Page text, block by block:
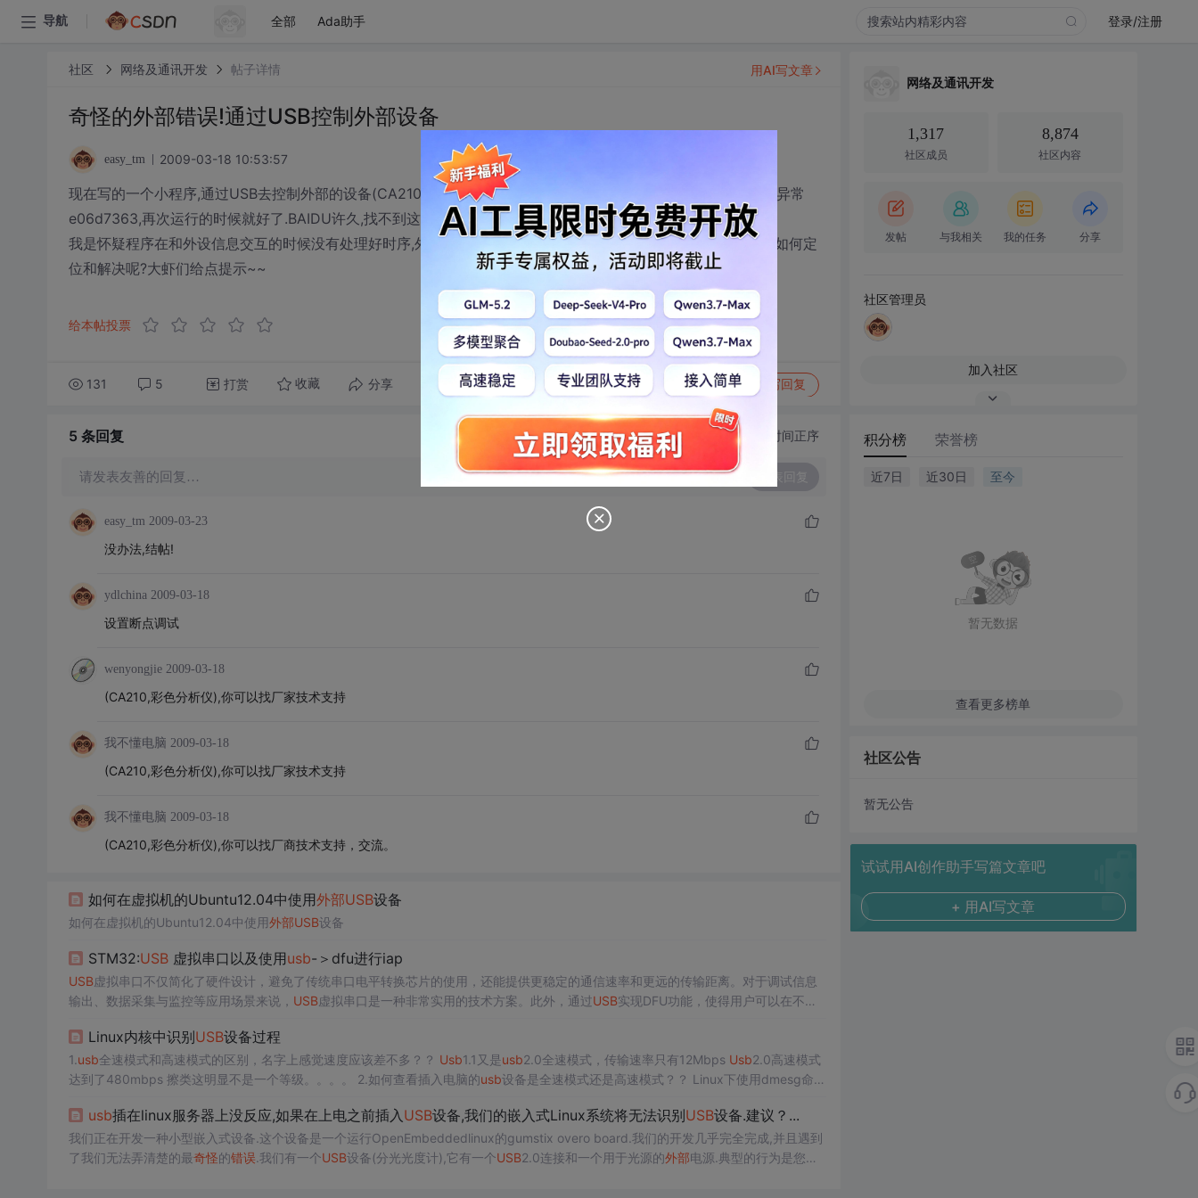
导航 全部 Ada助手 登录/注册
社区 网络及通讯开发 帖子详情
奇怪的外部错误!通过USB控制外部设备
easy_tm 2009-03-18 10:53:57
现在写的一个小程序,通过USB去控制外部的设备(CA210,彩色分析仪),程序运行的时候第一次总是会跳出一个外部异常
e06d7363,再次运行的时候就好了.BAIDU许久,找不到这方面的解决办法啊.
我是怀疑程序在和外设信息交互的时候没有处理好时序,外设的信息没有回送就往下跑了.请问类似这样的问题应该如何定
位和解决呢?大虾们给点提示~~
给本帖投票
131 5 打赏 收藏 分享 转发到动态 举报 写回复
用AI写文章
5 条回复 切换为时间正序
请发表友善的回复…
easy_tm 2009-03-23
没办法,结帖!
ydlchina 2009-03-18
设置断点调试
wenyongjie 2009-03-18
(CA210,彩色分析仪),你可以找厂家技术支持
我不懂电脑 2009-03-18
(CA210,彩色分析仪),你可以找厂家技术支持
我不懂电脑 2009-03-18
(CA210,彩色分析仪),你可以找厂商技术支持，交流。
如何在虚拟机的Ubuntu12.04中使用外部USB设备
如何在虚拟机的Ubuntu12.04中使用外部USB设备
STM32:USB虚拟串口以及使用usb-＞dfu进行iap
USB虚拟串口不仅简化了硬件设计，避免了传统串口电平转换芯片的使用，还能提供更稳定的通信速率和更远的传输距离。对于调试信息
输出、数据采集与监控等应用场景来说， USB虚拟串口是一种非常实用的技术方案。此外，通过USB实现DFU功能，使得用户可以在不依
文内容，下面案例可供参考。
Linux内核中识别USB设备过程
1. usb全速模式和高速模式的区别，名字上感觉速度应该差不多？？ Usb1.1又是usb2.0全速模式，传输速率只有12Mbps Usb2.0高速模式
达到了480mbps 擦类这明显不是一个等级。。。。 2.如何查看插入电脑的usb设备是全速模式还是高速模式？？ Linux下使用dmesg命令
usb插在linux服务器上没反应,如果在上电之前插入 USB设备,我们的嵌入式Linux系统将无法识别USB设备.建议？...
我们正在开发一种小型嵌入式设备.这个设备是一个运行OpenEmbeddedlinux的gumstix overo board.我们的开发几乎完全完成,并且遇到
了我们无法弄清楚的最奇怪的错误 .我们有一个USB设备(分光光度计),它有一个USB2.0连接和一个用于光源的外部电源.典型的行为是您插
网络及通讯开发
1,317
社区成员
8,874
社区内容
发帖 与我相关 我的任务 分享
社区管理员
加入社区
积分榜 荣誉榜
近7日 近30日 至今
暂无数据
查看更多榜单
社区公告
暂无公告
试试用AI创作助手写篇文章吧
+ 用AI写文章